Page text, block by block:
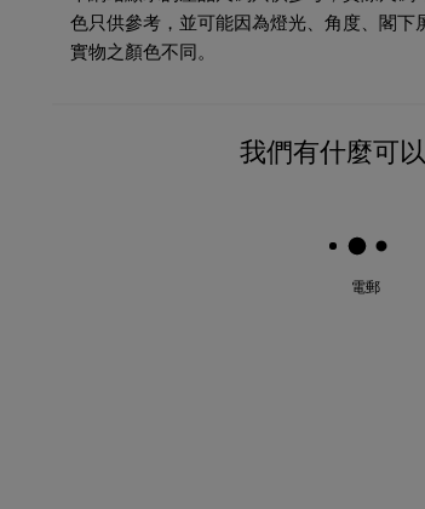
色只供參考，並可能因為燈光、角度、閣
實物之顏色不同。
我們有什麼可
電郵